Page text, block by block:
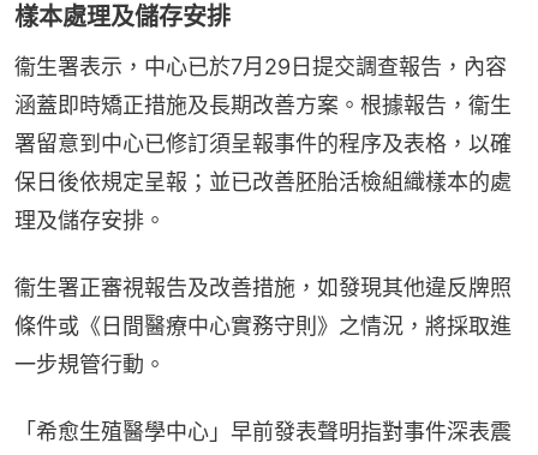
樣本處理及儲存安排
衞生署表示，中心已於7月29日提交調查報告，內容
涵蓋即時矯正措施及長期改善方案。根據報告，衞生
署留意到中心已修訂須呈報事件的程序及表格，以確
保日後依規定呈報；並已改善胚胎活檢組織樣本的處
理及儲存安排。
衞生署正審視報告及改善措施，如發現其他違反牌照
條件或《日間醫療中心實務守則》之情況，將採取進
一步規管行動。
「希愈生殖醫學中心」早前發表聲明指對事件深表震